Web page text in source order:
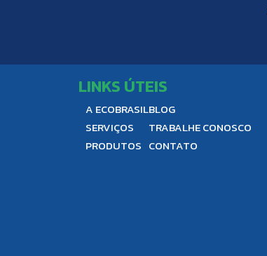
LINKS ÚTEIS
A ECOBRASIL
SERVIÇOS
PRODUTOS
BLOG
TRABALHE CONOSCO
CONTATO